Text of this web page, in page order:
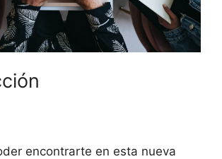
encontrarte en esta nueva